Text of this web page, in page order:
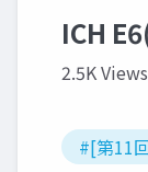
ICH
2.5K Views
#[第11